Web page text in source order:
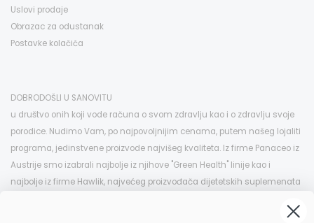
Uslovi prodaje
Obrazac za odustanak
Postavke kolačića
DOBRODOŠLI U SANOVITU
u društvo onih koji vode računa o svom zdravlju kao i o zdravlju svoje
porodice. Nudimo Vam, po najpovoljnijim cenama, putem našeg lojaliti
programa, jedinstvene proizvode najvišeg kvaliteta. Iz firme Panaceo iz
Austrije smo izabrali najbolje iz njihove "Green Health" linije kao i
najbolje iz firme Hawlik, najvećeg proizvođača dijetetskih suplemenata
nižim cenama nego u EU. Ovo je samo deo izabranog asortimana koji